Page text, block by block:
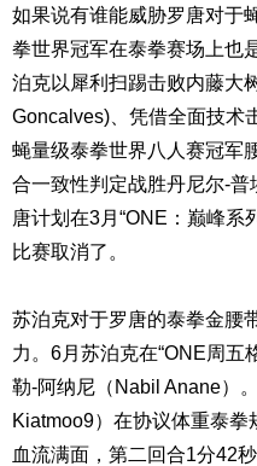
如果说有谁能威胁罗唐对于
拳世界冠军在泰拳赛场上也
泊克以犀利扫踢击败内藤大
Goncalves)、凭借全面技术
蝇量级泰拳世界八人赛冠军
合一致性判定战胜丹尼尔-
唐计划在3月“ONE：巅峰系
比赛取消了。
苏泊克对于罗唐的泰拳金腰
力。6月苏泊克在“ONE周五
勒-阿纳尼（Nabil Anane）
Kiatmoo9）在协议体重泰
血流满面，第二回合1分42